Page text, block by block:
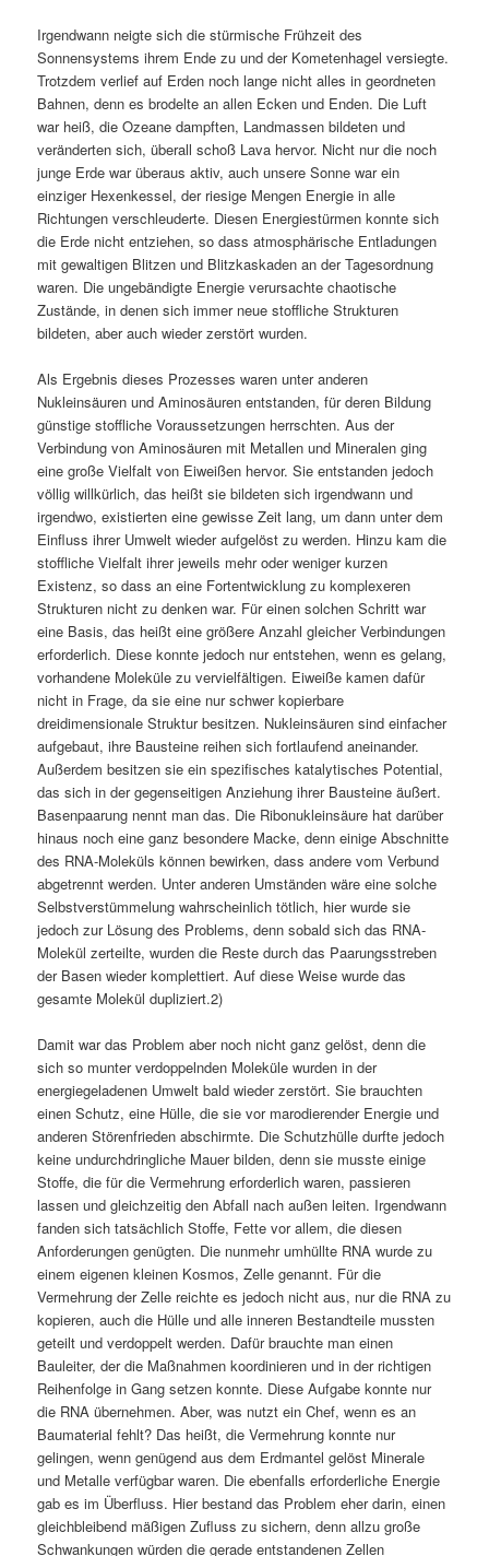
Irgendwann neigte sich die stürmische Frühzeit des
Sonnensystems ihrem Ende zu und der Kometenhagel versiegte.
Trotzdem verlief auf Erden noch lange nicht alles in geordneten
Bahnen, denn es brodelte an allen Ecken und Enden. Die Luft
war heiß, die Ozeane dampften, Landmassen bildeten und
veränderten sich, überall schoß Lava hervor. Nicht nur die noch
junge Erde war überaus aktiv, auch unsere Sonne war ein
einziger Hexenkessel, der riesige Mengen Energie in alle
Richtungen verschleuderte. Diesen Energiestürmen konnte sich
die Erde nicht entziehen, so dass atmosphärische Entladungen
mit gewaltigen Blitzen und Blitzkaskaden an der Tagesordnung
waren. Die ungebändigte Energie verursachte chaotische
Zustände, in denen sich immer neue stoffliche Strukturen
bildeten, aber auch wieder zerstört wurden.
Als Ergebnis dieses Prozesses waren unter anderen
Nukleinsäuren und Aminosäuren entstanden, für deren Bildung
günstige stoffliche Voraussetzungen herrschten. Aus der
Verbindung von Aminosäuren mit Metallen und Mineralen ging
eine große Vielfalt von Eiweißen hervor. Sie entstanden jedoch
völlig willkürlich, das heißt sie bildeten sich irgendwann und
irgendwo, existierten eine gewisse Zeit lang, um dann unter dem
Einfluss ihrer Umwelt wieder aufgelöst zu werden. Hinzu kam die
stoffliche Vielfalt ihrer jeweils mehr oder weniger kurzen
Existenz, so dass an eine Fortentwicklung zu komplexeren
Strukturen nicht zu denken war. Für einen solchen Schritt war
eine Basis, das heißt eine größere Anzahl gleicher Verbindungen
erforderlich. Diese konnte jedoch nur entstehen, wenn es gelang,
vorhandene Moleküle zu vervielfältigen. Eiweiße kamen dafür
nicht in Frage, da sie eine nur schwer kopierbare
dreidimensionale Struktur besitzen. Nukleinsäuren sind einfacher
aufgebaut, ihre Bausteine reihen sich fortlaufend aneinander.
Außerdem besitzen sie ein spezifisches katalytisches Potential,
das sich in der gegenseitigen Anziehung ihrer Bausteine äußert.
Basenpaarung nennt man das. Die Ribonukleinsäure hat darüber
hinaus noch eine ganz besondere Macke, denn einige Abschnitte
des RNA-Moleküls können bewirken, dass andere vom Verbund
abgetrennt werden. Unter anderen Umständen wäre eine solche
Selbstverstümmelung wahrscheinlich tötlich, hier wurde sie
jedoch zur Lösung des Problems, denn sobald sich das RNA-
Molekül zerteilte, wurden die Reste durch das Paarungsstreben
der Basen wieder komplettiert. Auf diese Weise wurde das
gesamte Molekül dupliziert.2)
Damit war das Problem aber noch nicht ganz gelöst, denn die
sich so munter verdoppelnden Moleküle wurden in der
energiegeladenen Umwelt bald wieder zerstört. Sie brauchten
einen Schutz, eine Hülle, die sie vor marodierender Energie und
anderen Störenfrieden abschirmte. Die Schutzhülle durfte jedoch
keine undurchdringliche Mauer bilden, denn sie musste einige
Stoffe, die für die Vermehrung erforderlich waren, passieren
lassen und gleichzeitig den Abfall nach außen leiten. Irgendwann
fanden sich tatsächlich Stoffe, Fette vor allem, die diesen
Anforderungen genügten. Die nunmehr umhüllte RNA wurde zu
einem eigenen kleinen Kosmos, Zelle genannt. Für die
Vermehrung der Zelle reichte es jedoch nicht aus, nur die RNA zu
kopieren, auch die Hülle und alle inneren Bestandteile mussten
geteilt und verdoppelt werden. Dafür brauchte man einen
Bauleiter, der die Maßnahmen koordinieren und in der richtigen
Reihenfolge in Gang setzen konnte. Diese Aufgabe konnte nur
die RNA übernehmen. Aber, was nutzt ein Chef, wenn es an
Baumaterial fehlt? Das heißt, die Vermehrung konnte nur
gelingen, wenn genügend aus dem Erdmantel gelöst Minerale
und Metalle verfügbar waren. Die ebenfalls erforderliche Energie
gab es im Überfluss. Hier bestand das Problem eher darin, einen
gleichbleibend mäßigen Zufluss zu sichern, denn allzu große
Schwankungen würden die gerade entstandenen Zellen